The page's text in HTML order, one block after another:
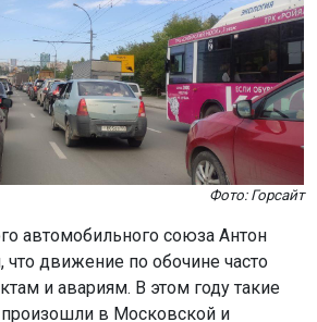
Фото: Горсайт
автомобильного союза Антон
что движение по обочине часто
и авариям. В этом году такие
в Московской и